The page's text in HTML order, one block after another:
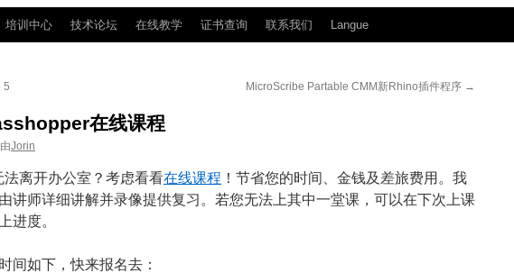
培训中心 技术论坛 在线教学 证书查询 联系我们 Langue
5 MicroScribe Partable CMM新Rhino插件程序 →
在线课程
由Jorin
法离开办公室？考虑看看在线课程 ！节省您的时间、金钱及差旅费用。我
讲师详细讲解并录像提供复习。若您无法上其中一堂课，可以在下次上课
进度。
间如下，快来报名去：